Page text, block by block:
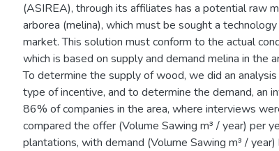
(ASIREA), through its affiliates has a potential raw
arborea (melina), which must be sought a
market. This solution must conform to the actual
which is based on supply and demand melina in the
To determine the supply of wood, we did an
type of incentive, and to determine the demand, an
86% of companies in the area, where interviews
compared the offer (Volume Sawing m³ / year) per
plantations, with demand (Volume Sawing m³ /